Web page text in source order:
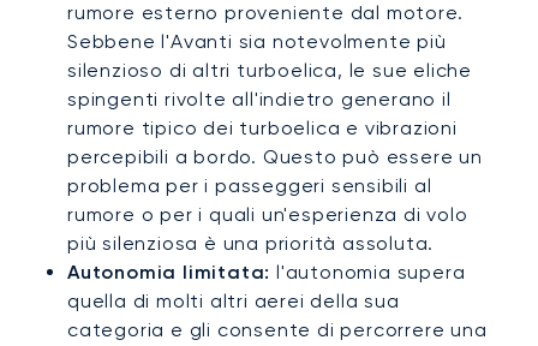
rumore esterno proveniente dal motore.
Sebbene l'Avanti sia notevolmente più
silenzioso di altri turboelica, le sue eliche
spingenti rivolte all'indietro generano il
rumore tipico dei turboelica e vibrazioni
percepibili a bordo. Questo può essere un
problema per i passeggeri sensibili al
rumore o per i quali un'esperienza di volo
più silenziosa è una priorità assoluta.
Autonomia limitata: l'autonomia supera
quella di molti altri aerei della sua
categoria e gli consente di percorrere una